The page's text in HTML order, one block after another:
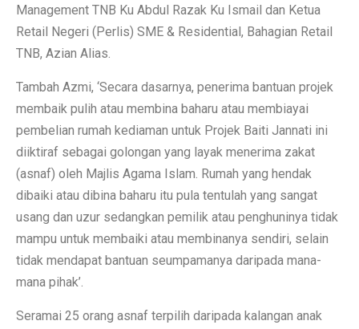
Management TNB Ku Abdul Razak Ku Ismail dan Ketua
Retail Negeri (Perlis) SME & Residential, Bahagian Retail
TNB, Azian Alias.
Tambah Azmi, ‘Secara dasarnya, penerima bantuan projek
membaik pulih atau membina baharu atau membiayai
pembelian rumah kediaman untuk Projek Baiti Jannati ini
diiktiraf sebagai golongan yang layak menerima zakat
(asnaf) oleh Majlis Agama Islam. Rumah yang hendak
dibaiki atau dibina baharu itu pula tentulah yang sangat
usang dan uzur sedangkan pemilik atau penghuninya tidak
mampu untuk membaiki atau membinanya sendiri, selain
tidak mendapat bantuan seumpamanya daripada mana-
mana pihak’.
Seramai 25 orang asnaf terpilih daripada kalangan anak